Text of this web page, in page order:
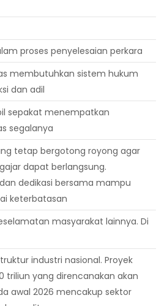
proses penyelesaian perkara
membutuhkan sistem hukum
dan adil
sepakat menempatkan
segalanya
tetap bergotong royong agar
dapat berlangsung.
dedikasi bersama mampu
keterbatasan
masyarakat lainnya. Di
industri nasional. Proyek
triliun yang direncanakan akan
awal 2026 mencakup sektor